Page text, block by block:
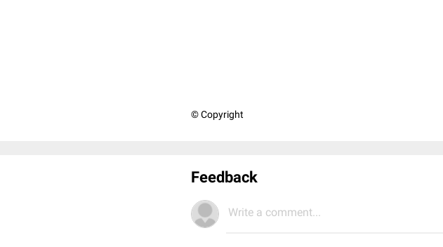
© Copyright
Feedback
Write a comment...